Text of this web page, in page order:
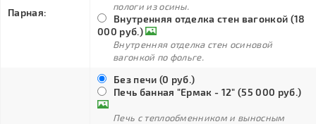
Парная:
пологи из осины.
Внутренняя отделка стен вагонкой (18
000 руб.)
Внутренняя отделка стен осиновой
вагонкой по фольге.
Без печи (0 руб.)
Печь банная "Ермак - 12" (55 000 руб.)
Печь с теплообменником и выносным